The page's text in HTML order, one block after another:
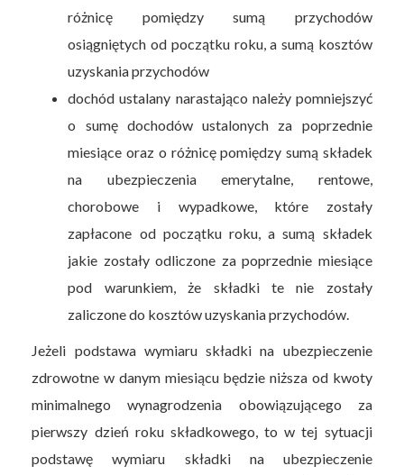
różnicę pomiędzy sumą przychodów
osiągniętych od początku roku, a sumą kosztów
uzyskania przychodów
dochód ustalany narastająco należy pomniejszyć
o sumę dochodów ustalonych za poprzednie
miesiące oraz o różnicę pomiędzy sumą składek
na ubezpieczenia emerytalne, rentowe,
chorobowe i wypadkowe, które zostały
zapłacone od początku roku, a sumą składek
jakie zostały odliczone za poprzednie miesiące
pod warunkiem, że składki te nie zostały
zaliczone do kosztów uzyskania przychodów.
Jeżeli podstawa wymiaru składki na ubezpieczenie
zdrowotne w danym miesiącu będzie niższa od kwoty
minimalnego wynagrodzenia obowiązującego za
pierwszy dzień roku składkowego, to w tej sytuacji
podstawę wymiaru składki na ubezpieczenie